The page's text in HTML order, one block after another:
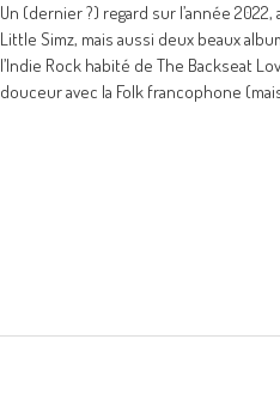
Un (dernier ?) regard sur l’année
Little Simz, mais aussi deux beaux
l’Indie Rock habité de The Backseat
douceur avec la Folk francophone